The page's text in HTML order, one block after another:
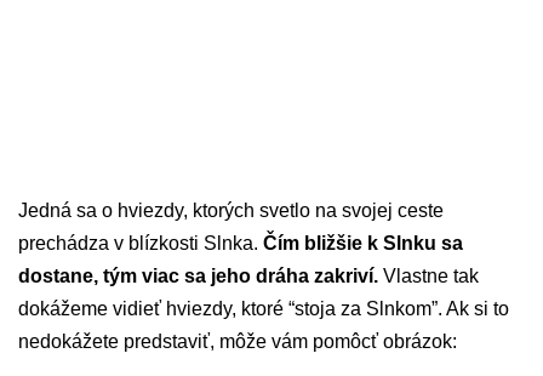
Jedná sa o hviezdy, ktorých svetlo na svojej ceste
prechádza v blízkosti Slnka. Čím bližšie k Slnku sa
dostane, tým viac sa jeho dráha zakriví. Vlastne tak
dokážeme vidieť hviezdy, ktoré “stoja za Slnkom”. Ak si to
nedokážete predstaviť, môže vám pomôcť obrázok: